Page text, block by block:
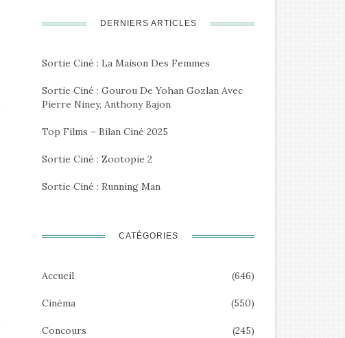
DERNIERS ARTICLES
Sortie Ciné : La Maison Des Femmes
Sortie Ciné : Gourou De Yohan Gozlan Avec
Pierre Niney, Anthony Bajon
Top Films – Bilan Ciné 2025
Sortie Ciné : Zootopie 2
Sortie Ciné : Running Man
CATÉGORIES
Accueil (646)
Cinéma (550)
Concours (245)